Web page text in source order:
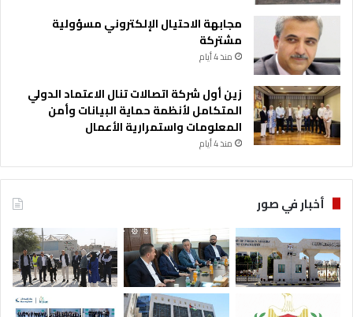
مجابهة الاحتيال الإلكتروني مسؤولية
مشتركة
منذ 4 أيام
زين أول شركة اتصالات تنال الاعتماد الدولي
المتكامل لأنظمة حماية البيانات وأمن
المعلومات واستمرارية الأعمال
منذ 4 أيام
أخبار في صور